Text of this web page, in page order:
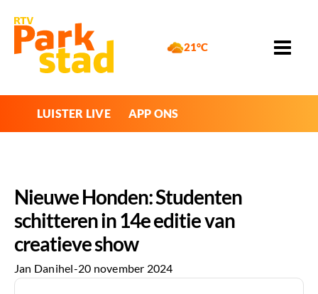
21°C
LUISTER LIVE APP ONS
Nieuwe Honden: Studenten
schitteren in 14e editie van
creatieve show
Jan Danihel-20 november 2024